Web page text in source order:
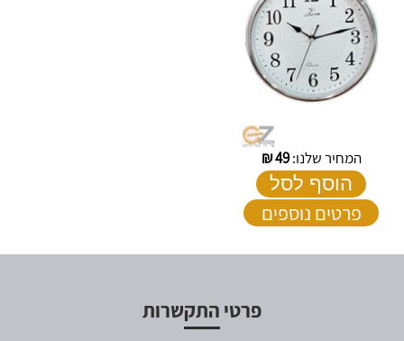
המחיר שלנו:49
₪
הוסף לסל
פרטים נוספים
פרטי התקשרות